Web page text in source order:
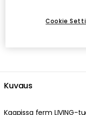
Kuvaus
Kaapissa ferm LIVING-
Cookie